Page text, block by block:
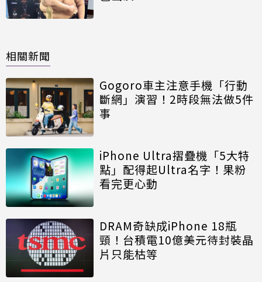
相關新聞
Gogoro車主注意手機「行動
斷網」演習！2時段無法做5件
事
iPhone Ultra摺疊機「5大特
點」配得起Ultra名字！果粉
看完更心動
DRAM奇缺成iPhone 18瓶
頸！台積電10億美元待封裝晶
片只能枯等